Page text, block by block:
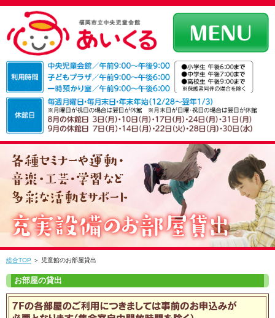
総合TOP ＞ 児童館のお部屋貸出